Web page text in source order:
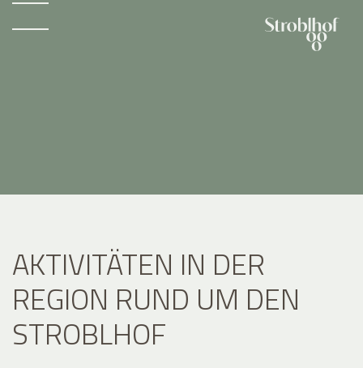
AKTIVITÄTEN IN DER
REGION RUND UM DEN
STROBLHOF